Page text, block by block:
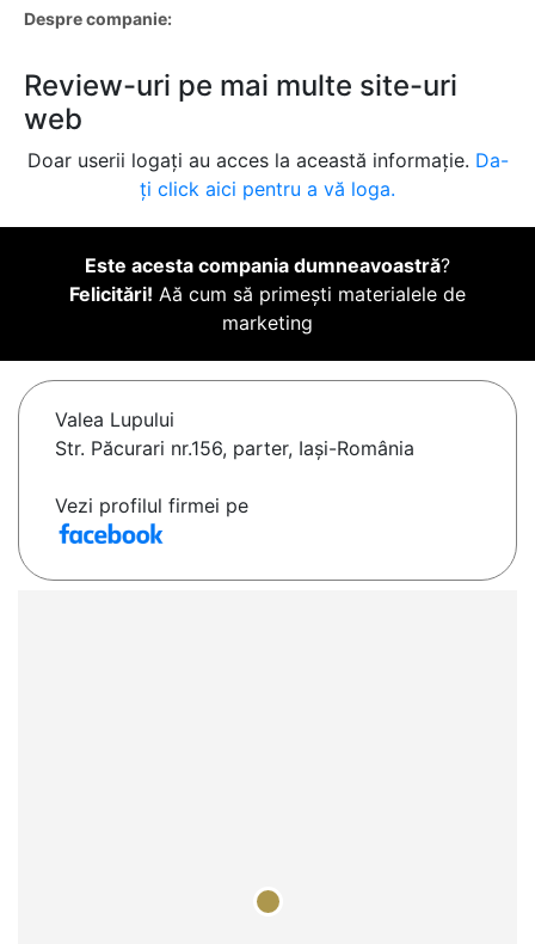
Despre companie:
Review-uri pe mai multe site-uri
web
Doar userii logați au acces la această informație. Da-
ți click aici pentru a vă loga.
Este acesta compania dumneavoastră?
Felicitări! Aă cum să primești materialele de
marketing
Valea Lupului
Str. Păcurari nr.156, parter, Iași-România
Vezi profilul firmei pe